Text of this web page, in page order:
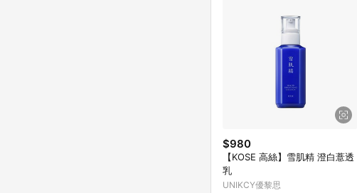
$980
【KOSE 高絲】雪肌精 澄白薏透
乳
UNIKCY優黎思